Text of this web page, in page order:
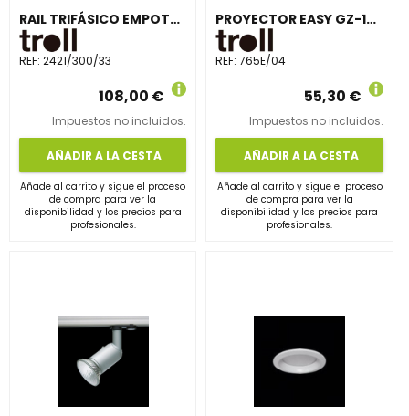
RAIL TRIFÁSICO EMPOTRABLE L-3m BLANCO
REF: 2421/300/33
108,00 €
Impuestos no incluidos.
AÑADIR A LA CESTA
Añade al carrito y sigue el proceso
de compra para ver la
disponibilidad y los precios para
profesionales.
PROYECTOR EASY GZ-10 NEGRO CARRIL TRIFÁSICO
REF:765E/04
55,30 €
Impuestos no incluidos.
AÑADIR A LA CESTA
Añade al carrito y sigue el proceso
de compra para ver la
disponibilidad y los precios para
profesionales.